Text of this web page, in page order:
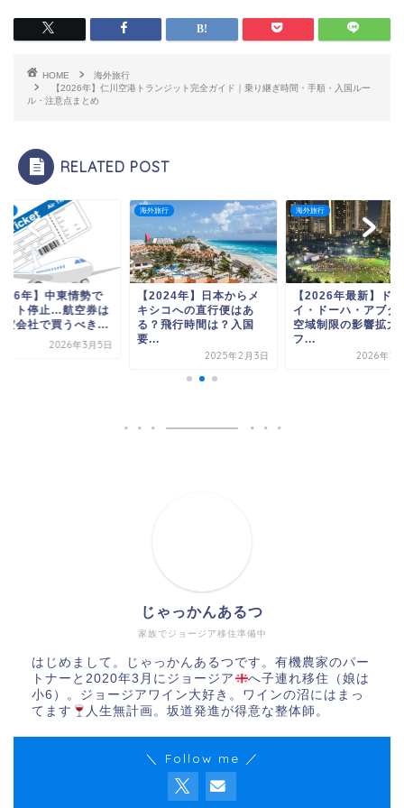
HOME
海外旅行
【2026年】仁川空港トランジット完全ガイド｜乗り継ぎ時間・手順・入国ルー
ル・注意点まとめ
RELATED POST
年】中東情勢で
イト停止…航空券は
空会社で買うべき...
2026年3月5日
海外旅行
【2024年】日本からメ
キシコへの直行便はあ
る？飛行時間は？入国
要...
2025年2月3日
海外旅行
【2026年最新】ドバ
イ・ドーハ・アブダ
空域制限の影響拡大
フ...
2026年3
家族でジョージア移住準備中
じゃっかんあるつ
はじめまして。じゃっかんあるつです。有機農家のパー
トナーと2020年3月にジョージア
へ子連れ移住（娘は
小6）。ジョージアワイン大好き。ワインの沼にはまっ
てます
人生無計画。坂道発進が得意な整体師。
＼ Follow me ／